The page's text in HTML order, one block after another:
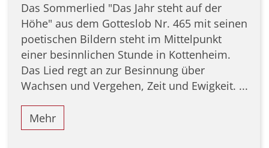
Das Sommerlied "Das Jahr steht auf der
Höhe" aus dem Gotteslob Nr. 465 mit seinen
poetischen Bildern steht im Mittelpunkt
einer besinnlichen Stunde in Kottenheim.
Das Lied regt an zur Besinnung über
Wachsen und Vergehen, Zeit und Ewigkeit. ...
Mehr